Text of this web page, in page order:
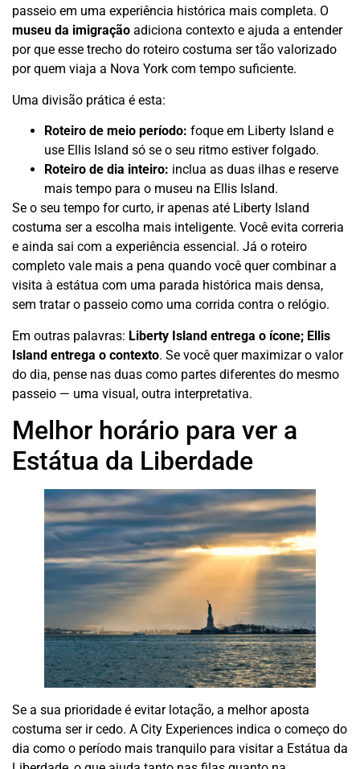
passeio em uma experiência histórica mais completa. O
museu da imigração adiciona contexto e ajuda a entender
por que esse trecho do roteiro costuma ser tão valorizado
por quem viaja a Nova York com tempo suficiente.
Uma divisão prática é esta:
Roteiro de meio período: foque em Liberty Island e
use Ellis Island só se o seu ritmo estiver folgado.
Roteiro de dia inteiro: inclua as duas ilhas e reserve
mais tempo para o museu na Ellis Island.
Se o seu tempo for curto, ir apenas até Liberty Island
costuma ser a escolha mais inteligente. Você evita correria
e ainda sai com a experiência essencial. Já o roteiro
completo vale mais a pena quando você quer combinar a
visita à estátua com uma parada histórica mais densa,
sem tratar o passeio como uma corrida contra o relógio.
Em outras palavras: Liberty Island entrega o ícone; Ellis
Island entrega o contexto. Se você quer maximizar o valor
do dia, pense nas duas como partes diferentes do mesmo
passeio — uma visual, outra interpretativa.
Melhor horário para ver a
Estátua da Liberdade
Se a sua prioridade é evitar lotação, a melhor aposta
costuma ser ir cedo. A City Experiences indica o começo do
dia como o período mais tranquilo para visitar a Estátua da